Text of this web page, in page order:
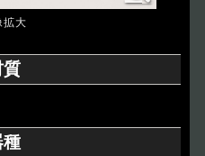
Access
質
種